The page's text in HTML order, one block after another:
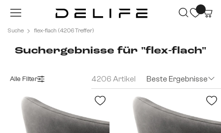
Zum Hauptinhalt springen
Suche flex-flach (4206 Treffer)
Suchergebnisse für "flex-flach"
Alle Filter 4206 Artikel Beste Ergebnisse